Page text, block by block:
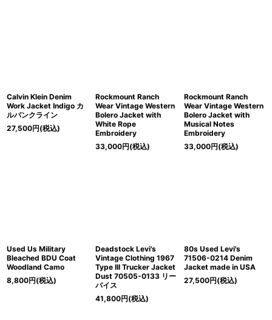
Calvin Klein Denim
Work Jacket Indigo カ
ルバンクライン
27,500円(税込)
Rockmount Ranch
Wear Vintage Western
Bolero Jacket with
White Rope
Embroidery
33,000円(税込)
Rockmount Ranch
Wear Vintage Western
Bolero Jacket with
Musical Notes
Embroidery
33,000円(税込)
Used Us Military
Bleached BDU Coat
Woodland Camo
8,800円(税込)
Deadstock Levi's
Vintage Clothing 1967
Type III Trucker Jacket
Dust 70505-0133 リー
バイス
41,800円(税込)
80s Used Levi's
71506-0214 Denim
Jacket made in USA
27,500円(税込)